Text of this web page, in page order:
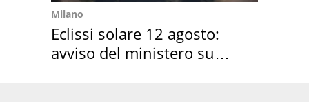
Milano
Eclissi solare 12 agosto:
avviso del ministero su